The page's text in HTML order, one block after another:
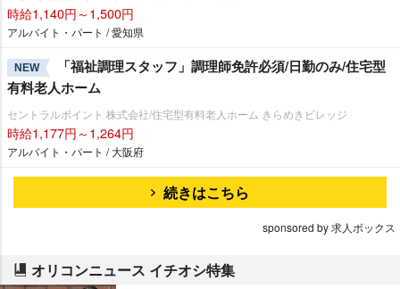
時給1,140円～1,500円
アルバイト・パート / 愛知県
NEW
「福祉調理スタッフ」調理師免許必須/日勤のみ/住宅型
有料老人ホーム
セントラルポイント 株式会社/住宅型有料老人ホーム きらめきビレッジ
時給1,177円～1,264円
アルバイト・パート / 大阪府
続きはこちら
sponsored by 求人ボックス
オリコンニュース イチオシ特集